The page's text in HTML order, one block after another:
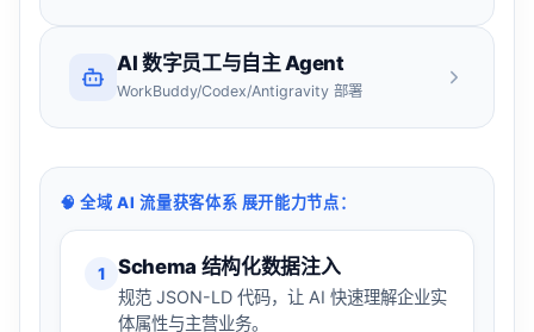
AI 数字员工与自主 Agent
WorkBuddy/Codex/Antigravity 部署
🧠全域 AI 流量获客体系 展开能力节点：
1 Schema 结构化数据注入
规范 JSON-LD 代码，让 AI 快速理解企业实
体属性与主营业务。